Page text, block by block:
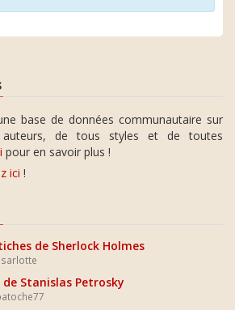
base de données communautaire sur
de tous styles et de toutes
pour en savoir plus !
ici !
de Sherlock Holmes
Stanislas Petrosky